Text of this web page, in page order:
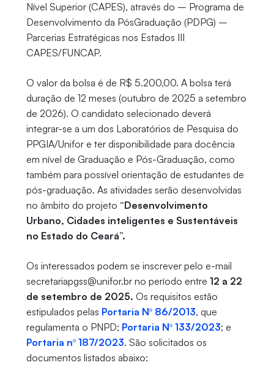
Nível Superior (CAPES), através do – Programa de
Desenvolvimento da PósGraduação (PDPG) –
Parcerias Estratégicas nos Estados III
CAPES/FUNCAP.
O valor da bolsa é de R$ 5.200,00. A bolsa terá
duração de 12 meses (outubro de 2025 a setembro
de 2026). O candidato selecionado deverá
integrar-se a um dos Laboratórios de Pesquisa do
PPGIA/Unifor e ter disponibilidade para docência
em nível de Graduação e Pós-Graduação, como
também para possível orientação de estudantes de
pós-graduação. As atividades serão desenvolvidas
no âmbito do projeto “Desenvolvimento
Urbano, Cidades inteligentes e Sustentáveis
no Estado do Ceará”.
Os interessados podem se inscrever pelo e-mail
secretariapgss@unifor.br no período entre 12 a 22
de setembro de 2025. Os requisitos estão
estipulados pelas Portaria Nº 86/2013, que
regulamenta o PNPD; Portaria Nº 133/2023; e
Portaria nº 187/2023. São solicitados os
documentos listados abaixo: